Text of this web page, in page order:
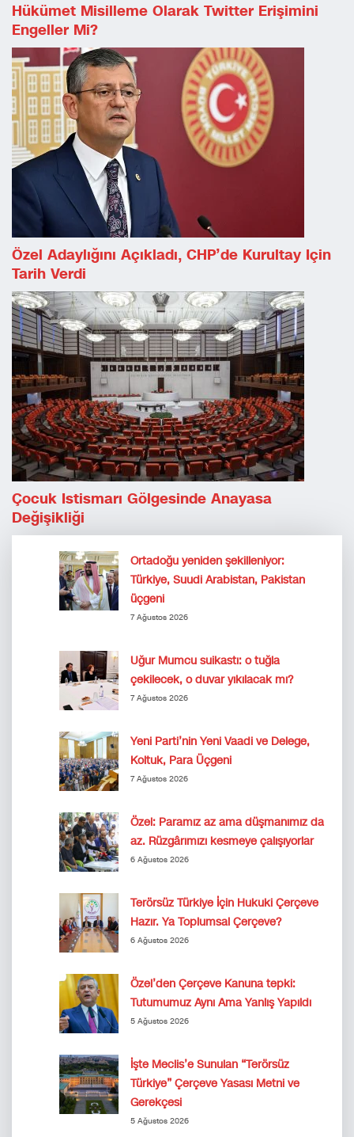
Hükümet Misilleme Olarak Twitter Erişimini
Engeller Mi?
Özel Adaylığını Açıkladı, CHP’de Kurultay Için
Tarih Verdi
Çocuk Istismarı Gölgesinde Anayasa
Değişikliği
Ortadoğu yeniden şekilleniyor:
Türkiye, Suudi Arabistan, Pakistan
üçgeni
7 Ağustos 2026
Uğur Mumcu suikastı: o tuğla
çekilecek, o duvar yıkılacak mı?
7 Ağustos 2026
Yeni Parti’nin Yeni Vaadi ve Delege,
Koltuk, Para Üçgeni
7 Ağustos 2026
Özel: Paramız az ama düşmanımız da
az. Rüzgârımızı kesmeye çalışıyorlar
6 Ağustos 2026
Terörsüz Türkiye İçin Hukuki Çerçeve
Hazır. Ya Toplumsal Çerçeve?
6 Ağustos 2026
Özel’den Çerçeve Kanuna tepki:
Tutumumuz Aynı Ama Yanlış Yapıldı
5 Ağustos 2026
İşte Meclis’e Sunulan “Terörsüz
Türkiye” Çerçeve Yasası Metni ve
Gerekçesi
5 Ağustos 2026